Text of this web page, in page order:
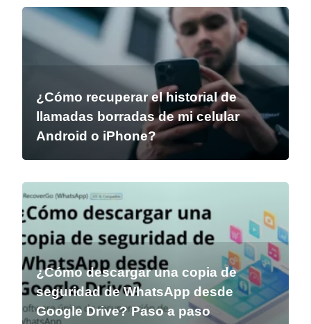
¿Cómo recuperar el historial de
llamadas borradas de mi celular
Android o iPhone?
¿Cómo descargar una copia de
seguridad de WhatsApp desde
Google Drive? Paso a paso